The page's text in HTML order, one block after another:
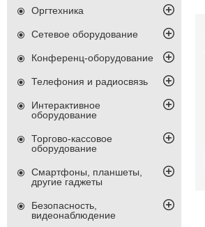
Оргтехника
Сетевое оборудование
Конференц-оборудование
Телефония и радиосвязь
Интерактивное
оборудование
Торгово-кассовое
оборудование
Смартфоны, планшеты,
другие гаджеты
Безопасность,
видеонаблюдение